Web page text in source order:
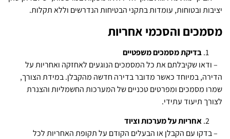
יציבות ובטוחות, עומדות בתקני הבטיחות הנדרשים וללא תקלות.
מסמכים והסכמי אחריות
בדיקת מסמכים משפטיים
– ודאו שקיבלתם את כל המסמכים הנוגעים לאחזקה ואחריות על
הדירה, במיוחד כאשר מדובר בדירה חדשה מהקבלן. במידת הצורך,
שמרו מסמכים ומפרטים טכניים של המערכות החשמליות והצנרת
לצורך תיעוד עתידי.
אחריות על מערכות וציוד
– בדקו עם הקבלן או הבעלים הקודם על תקופת האחריות לכל